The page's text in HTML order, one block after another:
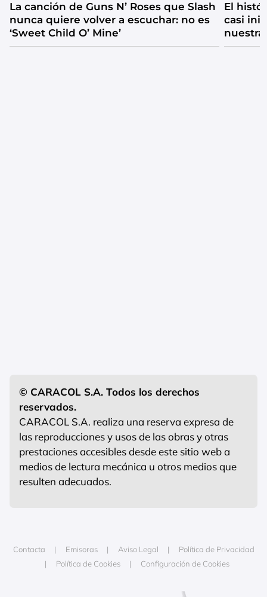
La canción de Guns N’ Roses que Slash
nunca quiere volver a escuchar: no es
‘Sweet Child O’ Mine’
El histórico guitarrista con el que Slash
casi
nuestra
© CARACOL S.A. Todos los derechos
reservados.
CARACOL S.A. realiza una reserva expresa de
las reproducciones y usos de las obras y otras
prestaciones accesibles desde este sitio web a
medios de lectura mecánica u otros medios que
resulten adecuados.
Contacta Emisoras Aviso Legal
Política de Privacidad
Política de Cookies
Configuración de Cookies